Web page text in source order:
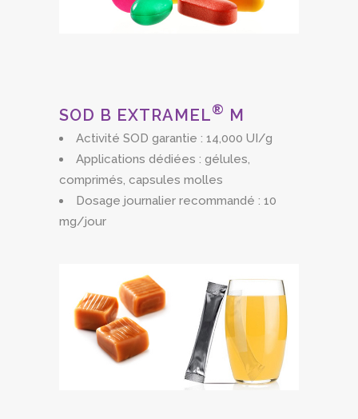
SOD B EXTRAMEL® M
Activité SOD garantie : 14,000 UI/g
Applications dédiées : gélules,
comprimés, capsules molles
Dosage journalier recommandé : 10
mg/jour